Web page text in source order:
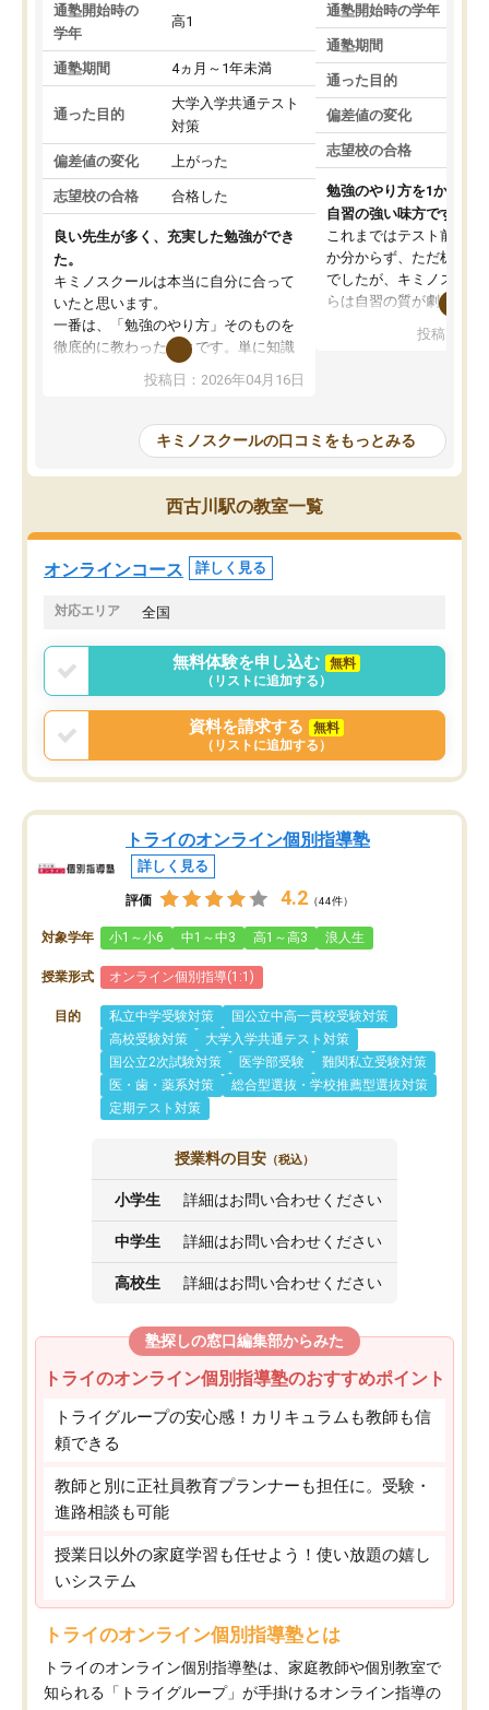
通塾開始時の
学年
高1
通塾期間 4ヵ月～1年未満
通った目的
大学入学共通テスト
対策
偏差値の変化 上がった
志望校の合格 合格した
良い先生が多く、充実した勉強ができ
た。
キミノスクールは本当に自分に合って
いたと思います。
一番は、「勉強のやり方」そのものを
徹底的に教わったことです。単に知識
を詰め込むのではなく、自学自習の習
慣が身につくよう並走してくれるの
はなくなりました。
講師の方との距離も近く、親身なコー
チングのおかげで、停滞期もモチベー
ションを維持できました。「やらされ
る勉強」から「目標のための勉強」へ
意識が変わったことが、目標校への合
投稿日：2026年04月16日
通塾開始時の学年
通塾期間
通った目的
偏差値の変化
志望校の合格
勉強のやり方を1から教
自習の強い味方です。
これまではテスト前に何
か分からず、ただ机に座
でしたが、キミノスクー
らは自習の質が劇的に変
を明確にしてくれるの
の仕方をコーチングして
ルなので、家での学習習
身につきました。結果と
た。自分から学ぶ姿勢を
投稿日：
キミノスクールの口コミをもっとみる
西古川駅の教室一覧
オンラインコース 詳しく見る
対応エリア 全国
無料体験を申し込む
無料
（リストに追加する）
資料を請求する
無料
（リストに追加する）
トライのオンライン個別指導塾
詳しく見る
評価 4.2 （44件）
対象学年 小1～小6 中1～中3 高1～高3 浪人生
授業形式 オンライン個別指導(1:1)
目的 私立中学受験対策
国公立中高一貫校受験対策
高校受験対策
大学入学共通テスト対策
国公立2次試験対策
医学部受験
難関私立受験対策
医・歯・薬系対策
総合型選抜・学校推薦型選抜対策
定期テスト対策
授業料の目安 （税込）
小学生 詳細はお問い合わせください
中学生 詳細はお問い合わせください
高校生 詳細はお問い合わせください
塾探しの窓口編集部からみた
トライのオンライン個別指導塾のおすすめポイント
トライグループの安心感！カリキュラムも教師も信
頼できる
教師と別に正社員教育プランナーも担任に。受験・
進路相談も可能
授業日以外の家庭学習も任せよう！使い放題の嬉し
いシステム
トライのオンライン個別指導塾とは
トライのオンライン個別指導塾は、家庭教師や個別教室で
知られる「トライグループ」が手掛けるオンライン指導の